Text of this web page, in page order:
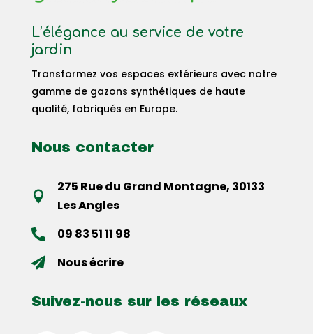
L’élégance au service de votre
jardin
Transformez vos espaces extérieurs avec notre
gamme de gazons synthétiques de haute
qualité, fabriqués en Europe.
Nous contacter

275 Rue du Grand Montagne, 30133
Les Angles
 09 83 51 11 98
 Nous écrire
Suivez-nous sur les réseaux